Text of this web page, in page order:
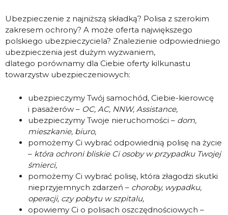
Ubezpieczenie z najniższą składką? Polisa z szerokim
zakresem ochrony? A może oferta największego
polskiego ubezpieczyciela? Znalezienie odpowiedniego
ubezpieczenia jest dużym wyzwaniem,
dlatego porównamy dla Ciebie oferty kilkunastu
towarzystw ubezpieczeniowych:
ubezpieczymy Twój samochód, Ciebie-kierowcę
i pasażerów – OC, AC, NNW, Assistance,
ubezpieczymy Twoje nieruchomości – dom,
mieszkanie, biuro,
pomożemy Ci wybrać odpowiednią polisę na życie
– która ochroni bliskie Ci osoby w przypadku Twojej
śmierci,
pomożemy Ci wybrać polisę, która złagodzi skutki
nieprzyjemnych zdarzeń – choroby, wypadku,
operacji, czy pobytu w szpitalu,
opowiemy Ci o polisach oszczędnościowych –